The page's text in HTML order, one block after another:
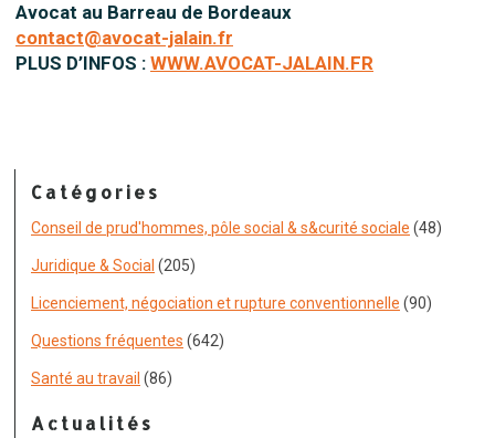
Avocat au Barreau de Bordeaux
contact@avocat-jalain.fr
PLUS D’INFOS : WWW.AVOCAT-JALAIN.FR
Catégories
Conseil de prud'hommes, pôle social & s&curité sociale (48)
Juridique & Social (205)
Licenciement, négociation et rupture conventionnelle (90)
Questions fréquentes (642)
Santé au travail (86)
Actualités